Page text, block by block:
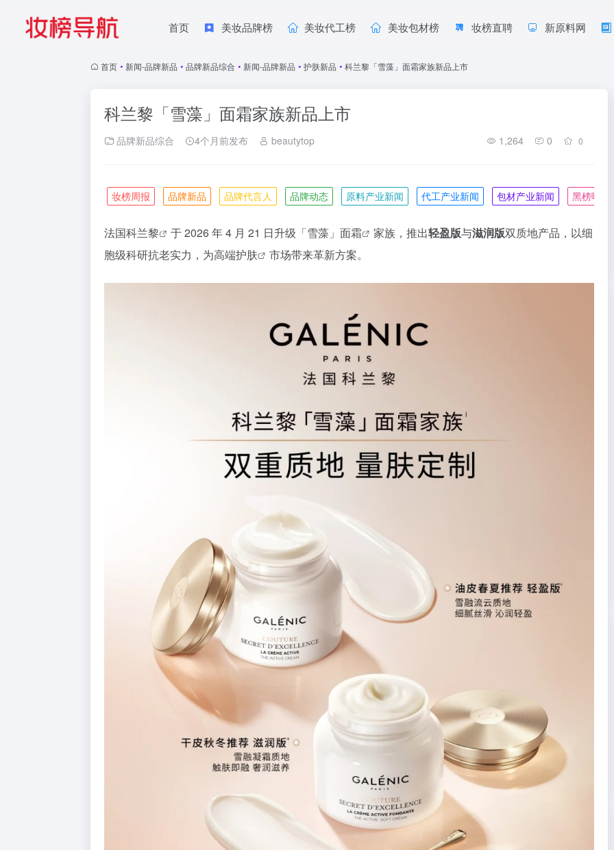
首页 美妆品牌榜 美妆代工榜 美妆包材榜 妆榜直聘 新原料网
首页 • 新闻-品牌新品 • 品牌新品综合 • 新闻-品牌新品 • 护肤新品 • 科兰黎「雪藻」面霜家族新品上市
科兰黎「雪藻」面霜家族新品上市
品牌新品综合 4个月前发布 beautytop 1,264 0 0
妆榜周报 品牌新品 品牌代言人 品牌动态 原料产业新闻 代工产业新闻 包材产业新闻 黑榜曝光
法国科兰黎 于 2026 年 4 月 21 日升级「雪藻」 面霜 家族，推出轻盈版与滋润版双质地产品，以细
胞级科研抗老实力，为高端护肤 市场带来革新方案。